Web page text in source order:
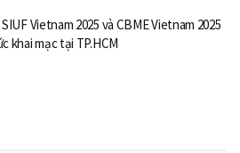
Vietnam 2025 và CBME Vietnam 2025
khai mạc tại TP.HCM